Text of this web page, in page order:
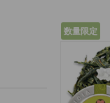
数量限定